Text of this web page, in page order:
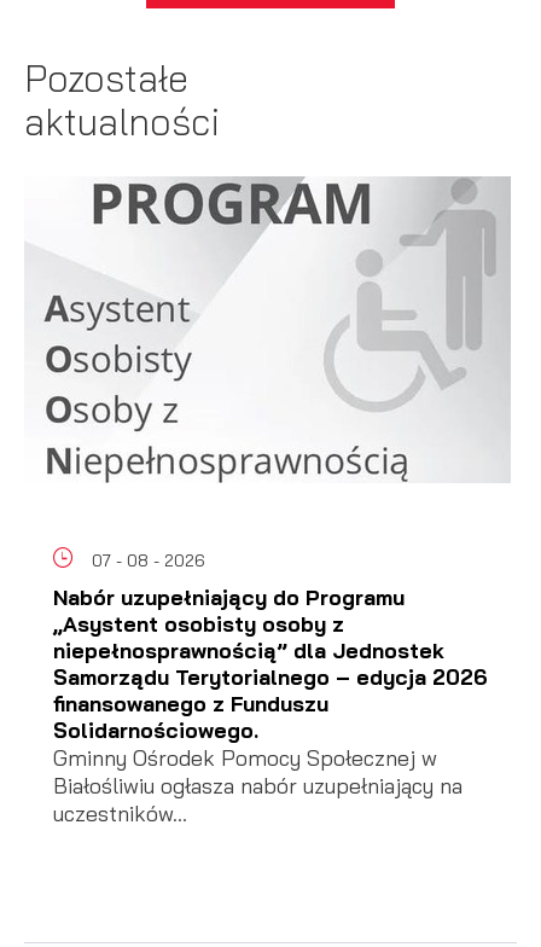
Pozostałe
aktualności
07 - 08 - 2026
Nabór uzupełniający do Programu
„Asystent osobisty osoby z
niepełnosprawnością” dla Jednostek
Samorządu Terytorialnego – edycja 2026
finansowanego z Funduszu
Solidarnościowego.
Gminny Ośrodek Pomocy Społecznej w
Białośliwiu ogłasza nabór uzupełniający na
uczestników...